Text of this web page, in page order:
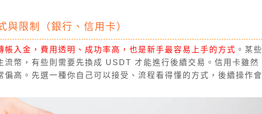
與限制（銀行、信用卡）
帳入金，費用透明、成功率高，也是新手最容易上手的方式 。某些
流幣，有些則需要先換成 USDT 才能進行後續交易。信用卡雖然
偏高。先選一種你自己可以接受、流程看得懂的方式，後續操作會